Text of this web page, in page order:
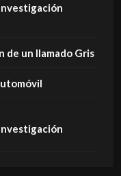
de un llamado Gris